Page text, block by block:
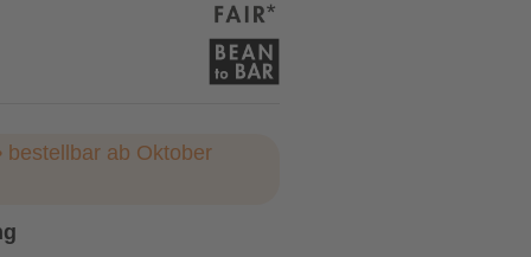
bestellbar ab Oktober